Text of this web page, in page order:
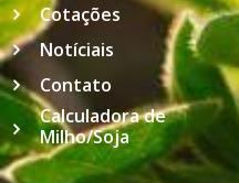
Cotações
Notíciais
Contato
Calculadora de
Milho/Soja